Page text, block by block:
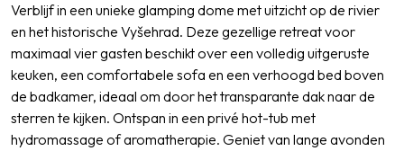
Verblijf in een unieke glamping dome met uitzicht op de rivier
en het historische Vyšehrad. Deze gezellige retreat voor
maximaal vier gasten beschikt over een volledig uitgeruste
keuken, een comfortabele sofa en een verhoogd bed boven
de badkamer, ideaal om door het transparante dak naar de
sterren te kijken. Ontspan in een privé hot-tub met
hydromassage of aromatherapie. Geniet van lange avonden